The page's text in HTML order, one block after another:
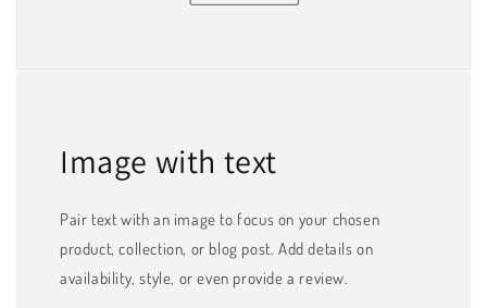
Image with text
Pair text with an image to focus on your chosen
product, collection, or blog post. Add details on
availability, style, or even provide a review.